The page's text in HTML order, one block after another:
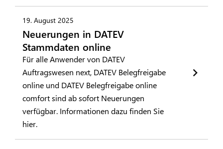
19. August 2025
Neuerungen in DATEV
Stammdaten online
Für alle Anwender von DATEV
Auftragswesen next, DATEV Belegfreigabe
online und DATEV Belegfreigabe online
comfort sind ab sofort Neuerungen
verfügbar. Informationen dazu finden Sie
hier.